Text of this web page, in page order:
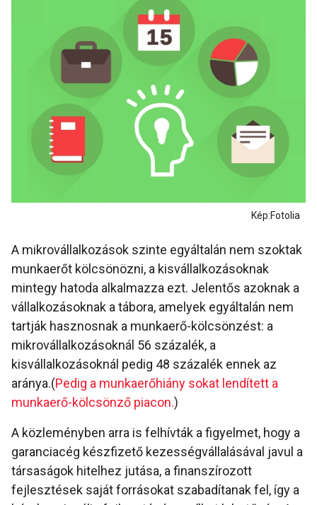
Kép:Fotolia
A mikrovállalkozások szinte egyáltalán nem szoktak
munkaerőt kölcsönözni, a kisvállalkozásoknak
mintegy hatoda alkalmazza ezt. Jelentős azoknak a
vállalkozásoknak a tábora, amelyek egyáltalán nem
tartják hasznosnak a munkaerő-kölcsönzést: a
mikrovállalkozásoknál 56 százalék, a
kisvállalkozásoknál pedig 48 százalék ennek az
aránya.(Pedig a munkaerőhiány sokat lendített a
munkaerő-kölcsönző piacon.)
A közleményben arra is felhívták a figyelmet, hogy a
garanciacég készfizető kezességvállalásával javul a
társaságok hitelhez jutása, a finanszírozott
fejlesztések saját forrásokat szabadítanak fel, így a